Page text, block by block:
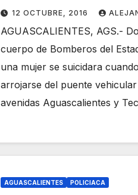
Aguascalientes!
12 OCTUBRE, 2016
AGUASCALIENTES, AGS.-
cuerpo de Bomberos del
una mujer se suicidara
arrojarse del puente
avenidas Aguascalientes y
AGUASCALIENTES POLICIACA